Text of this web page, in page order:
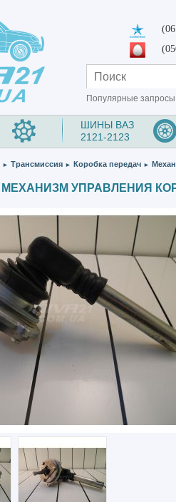
Популярные
ШИНЫ ВАЗ
2121-2123
► Трансмиссия ► Коробка передач ►
МЕХАНИЗМ УПРАВЛЕНИЯ